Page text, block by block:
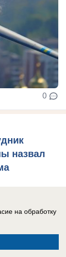
0
назвал
то, что ...
на обработку